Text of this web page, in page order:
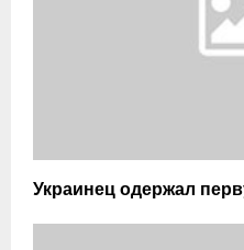
Украинец одержал